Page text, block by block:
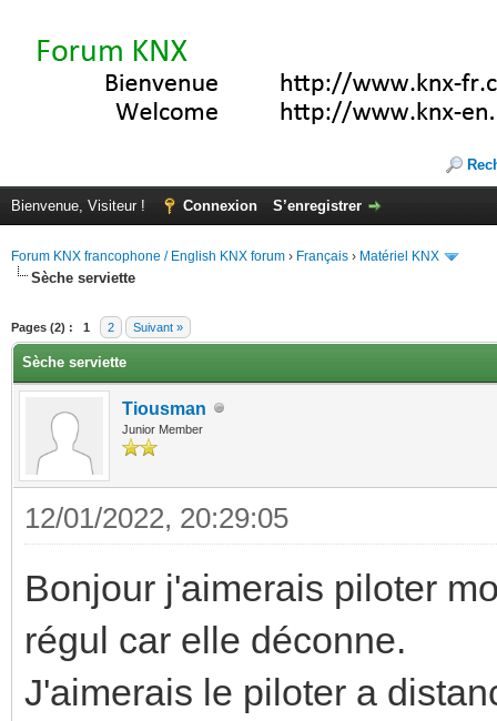
Bienvenue, Visiteur ! Connexion S’enregistrer
Forum KNX francophone / English KNX forum › Français › Matériel KNX
Sèche serviette
Pages (2) : 1 2 Suivant »
Sèche serviette
Tiousman
Junior Member
12/01/2022, 20:29:05
Bonjour j'aimerais piloter
régul car elle déconne.
J'aimerais le piloter a